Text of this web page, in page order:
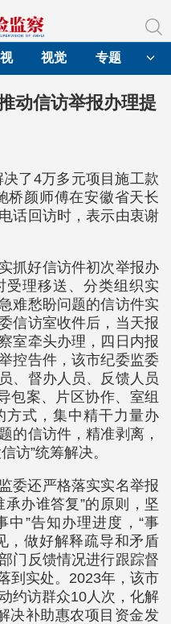
视觉 专题
动信访举报办理提
了4万多元项目施工款
桥颜师傅在安徽省天长
话回访时，表示由衷谢
抓好信访件初次举报办
理移送、分类组织实
难愁盼问题的信访件实
信访室收件后，当天报
室牵头办理，四日内报
控告件，该市纪委监委
、督办人员、反馈人员
包案、片区协作、室组
方式，集中精干力量办
的信访件，精准剥离，
访”统筹解决。
委还严格落实实名举报
承办谁答复”的原则，坚
中”告知办理进度，“事
，做好解释疏导和矛盾
门反馈情况进行跟踪督
到实处。2023年，该市
约访群众10人次，化解
决补助惠农项目资金发